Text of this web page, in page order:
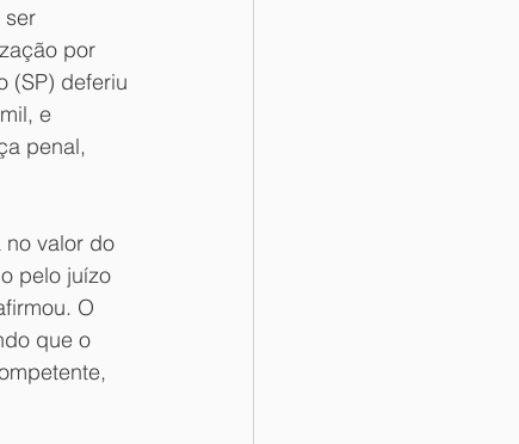
ser
por
(SP) deferiu
e
penal,
valor do
pelo juízo
O
que o